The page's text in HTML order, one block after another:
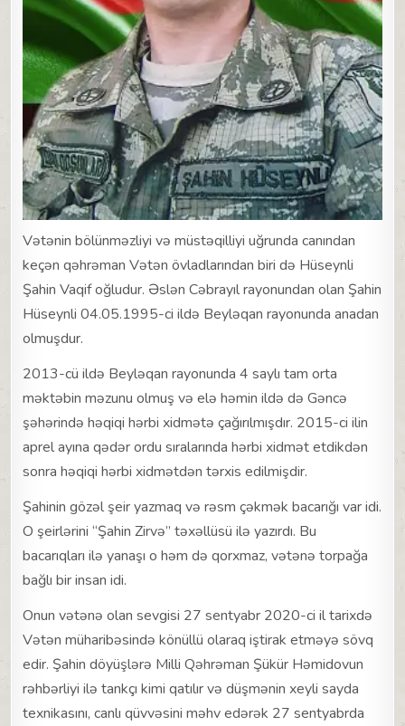
Vətənin bölünməzliyi və müstəqilliyi uğrunda canından
keçən qəhrəman Vətən övladlarından biri də Hüseynli
Şahin Vaqif oğludur. Əslən Cəbrayıl rayonundan olan Şahin
Hüseynli 04.05.1995-ci ildə Beyləqan rayonunda anadan
olmuşdur.
2013-cü ildə Beyləqan rayonunda 4 saylı tam orta
məktəbin məzunu olmuş və elə həmin ildə də Gəncə
şəhərində həqiqi hərbi xidmətə çağırılmışdır. 2015-ci ilin
aprel ayına qədər ordu sıralarında hərbi xidmət etdikdən
sonra həqiqi hərbi xidmətdən tərxis edilmişdir.
Şahinin gözəl şeir yazmaq və rəsm çəkmək bacarığı var idi.
O şeirlərini “Şahin Zirvə” təxəllüsü ilə yazırdı. Bu
bacarıqları ilə yanaşı o həm də qorxmaz, vətənə torpağa
bağlı bir insan idi.
Onun vətənə olan sevgisi 27 sentyabr 2020-ci il tarixdə
Vətən müharibəsində könüllü olaraq iştirak etməyə sövq
edir. Şahin döyüşlərə Milli Qəhrəman Şükür Həmidovun
rəhbərliyi ilə tankçı kimi qatılır və düşmənin xeyli sayda
texnikasını, canlı qüvvəsini məhv edərək 27 sentyabrda